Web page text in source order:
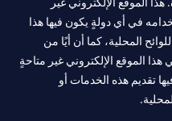
في أي دولةٍ يكون فيها هذا
المحلية، كما أن أيًا من
هذا الموقع الإلكتروني غير متاحةٍ
تقديم هذه الخدمات أو